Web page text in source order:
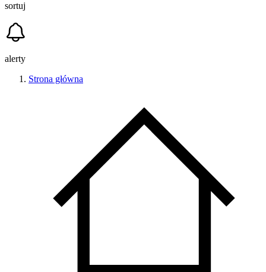
sortuj
alerty
Strona główna